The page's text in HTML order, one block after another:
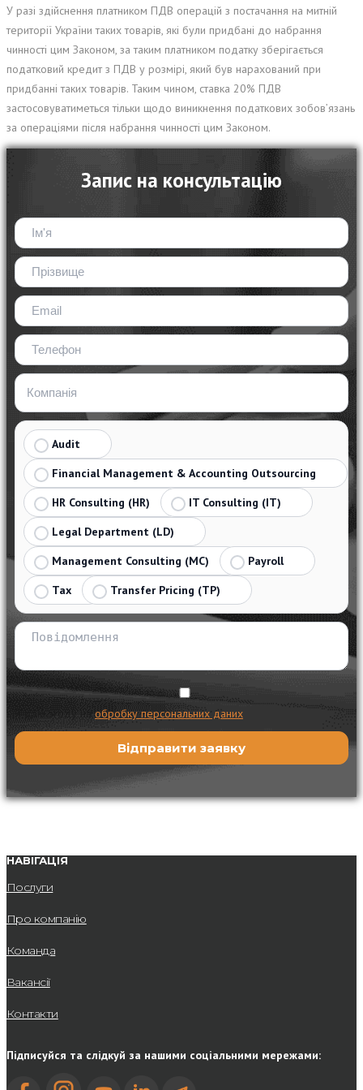
У разі здійснення платником ПДВ операцій з постачання на митній
території України таких товарів, які були придбані до набрання
чинності цим Законом, за таким платником податку зберігається
податковий кредит з ПДВ у розмірі, який був нарахований при
придбанні таких товарів. Таким чином, ставка 20% ПДВ
застосовуватиметься тільки щодо виникнення податкових зобов’язань
за операціями після набрання чинності цим Законом.
Запис на консультацію
Audit
Financial Management & Accounting Outsourcing
HR Consulting (HR)
IT Consulting (IT)
Legal Department (LD)
Management Consulting (MC)
Payroll
Tax
Transfer Pricing (TP)
Я даю згоду наобробку персональних даних
НАВІГАЦІЯ
Послуги
Про компанію
Команда
Вакансії
Контакти
Підписуйся та слідкуй за нашими соціальними мережами: